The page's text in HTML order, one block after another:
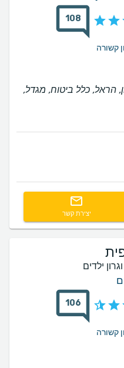
108
הראל, כלל ביטוח, מגדל,
יצירת קשר
ילדים
106